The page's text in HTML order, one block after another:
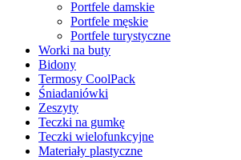
Portfele damskie
Portfele męskie
Portfele turystyczne
Worki na buty
Bidony
Termosy CoolPack
Śniadaniówki
Zeszyty
Teczki na gumkę
Teczki wielofunkcyjne
Materiały plastyczne